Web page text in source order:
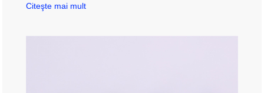
Citeşte mai mult